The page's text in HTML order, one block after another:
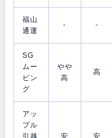
福山
通運
- -
SG
ムー
ビン
グ
やや
高
高
アッ
プル